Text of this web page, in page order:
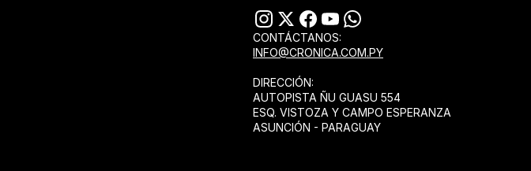
CONTÁCTANOS:
INFO@CRONICA.COM.PY
DIRECCIÓN:
AUTOPISTA ÑU GUASU 554
ESQ. VISTOZA Y CAMPO ESPERANZA
ASUNCIÓN - PARAGUAY